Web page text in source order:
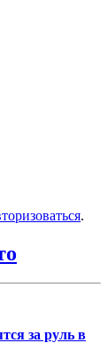
.
за руль в